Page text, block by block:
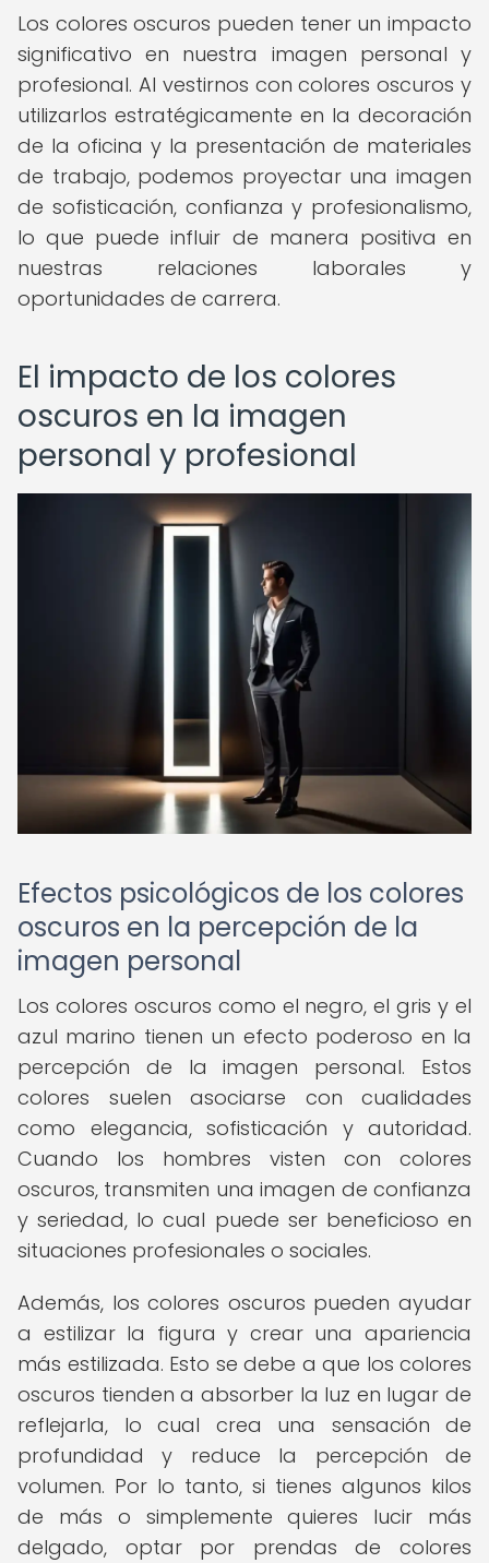
Los colores oscuros pueden tener un impacto
significativo en nuestra imagen personal y
profesional. Al vestirnos con colores oscuros y
utilizarlos estratégicamente en la decoración
de la oficina y la presentación de materiales
de trabajo, podemos proyectar una imagen
de sofisticación, confianza y profesionalismo,
lo que puede influir de manera positiva en
nuestras relaciones laborales y
oportunidades de carrera.
El impacto de los colores
oscuros en la imagen
personal y profesional
Efectos psicológicos de los colores
oscuros en la percepción de la
imagen personal
Los colores oscuros como el negro, el gris y el
azul marino tienen un efecto poderoso en la
percepción de la imagen personal. Estos
colores suelen asociarse con cualidades
como elegancia, sofisticación y autoridad.
Cuando los hombres visten con colores
oscuros, transmiten una imagen de confianza
y seriedad, lo cual puede ser beneficioso en
situaciones profesionales o sociales.
Además, los colores oscuros pueden ayudar
a estilizar la figura y crear una apariencia
más estilizada. Esto se debe a que los colores
oscuros tienden a absorber la luz en lugar de
reflejarla, lo cual crea una sensación de
profundidad y reduce la percepción de
volumen. Por lo tanto, si tienes algunos kilos
de más o simplemente quieres lucir más
delgado, optar por prendas de colores